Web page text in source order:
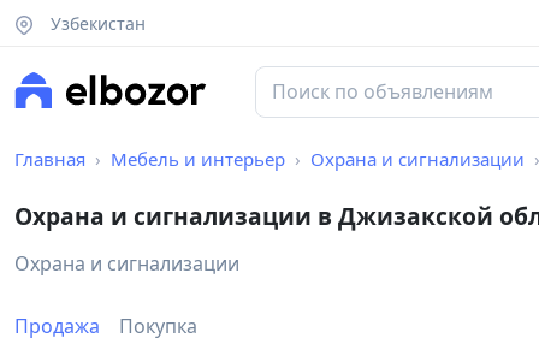
Узбекистан
Главная Мебель и интерьер Охрана и сигнализации
Охрана и сигнализации в Джизакской
Охрана и сигнализации
Продажа Покупка